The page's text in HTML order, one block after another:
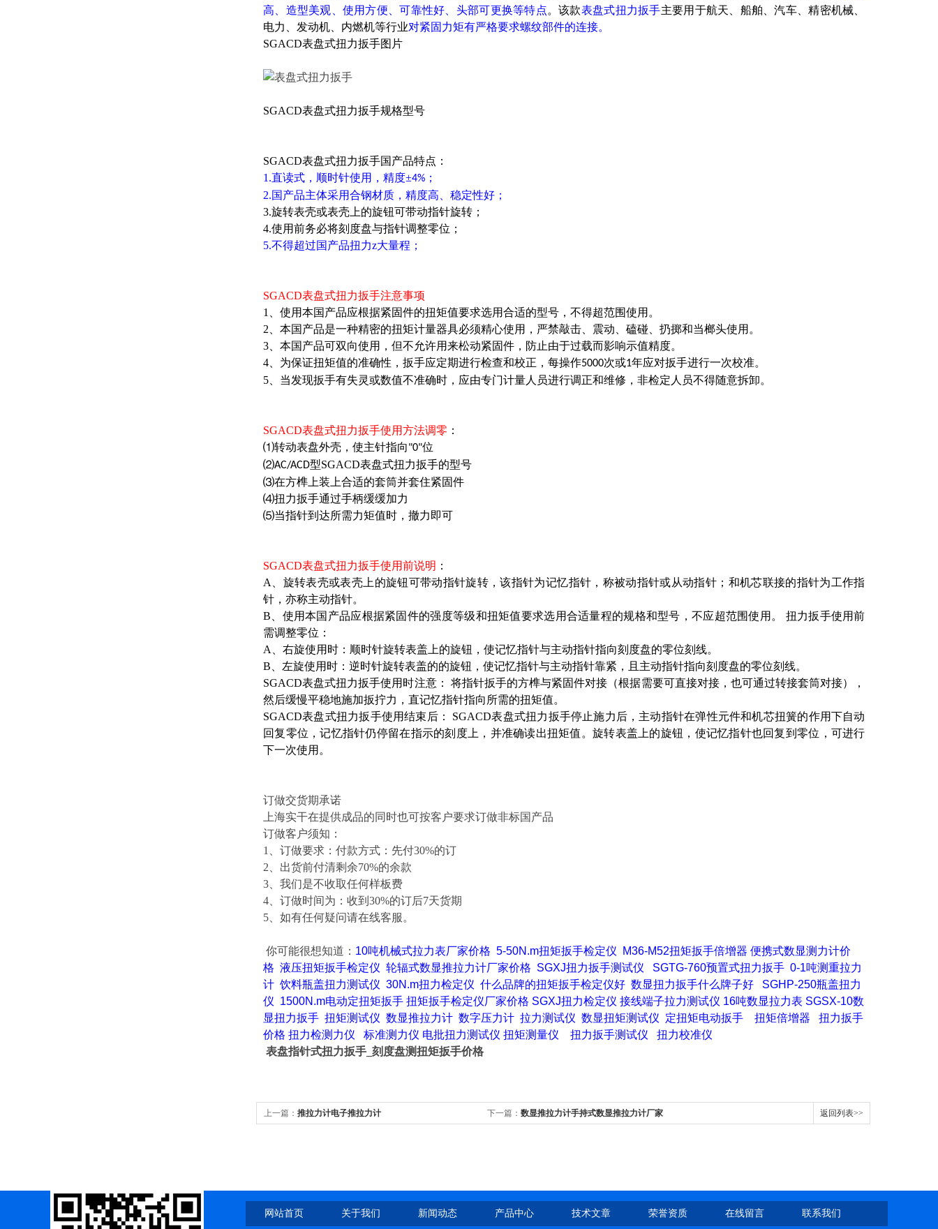
高、造型美观、使用方便、可靠性好、头部可更换等特点。该款表盘式扭力扳手主要用于航天、船舶、汽车、精密机械、
电力、发动机、内燃机等行业对紧固力矩有严格要求螺纹部件的连接。
SGACD表盘式扭力扳手图片
SGACD表盘式扭力扳手规格型号
SGACD表盘式扭力扳手国产品特点：
1.直读式，顺时针使用，精度±4% ；
2.国产品主体采用合钢材质，精度高、稳定性好；
3.旋转表壳或表壳上的旋钮可带动指针旋转；
4.使用前务必将刻度盘与指针调整零位；
5.不得超过国产品扭力z大量程；
SGACD表盘式扭力扳手注意事项
1、使用本国产品应根据紧固件的扭矩值要求选用合适的型号，不得超范围使用。
2、本国产品是一种精密的扭矩计量器具必须精心使用，严禁敲击、震动、磕碰、扔掷和当榔头使用。
3、本国产品可双向使用，但不允许用来松动紧固件，防止由于过载而影响示值精度。
4、为保证扭矩值的准确性，扳手应定期进行检查和校正，每操作5000次或1年应对扳手进行一次校准。
5、当发现扳手有失灵或数值不准确时，应由专门计量人员进行调正和维修，非检定人员不得随意拆卸。
SGACD表盘式扭力扳手使用方法调零 ：
⑴转动表盘外壳，使主针指向"0"位
⑵AC/ACD型SGACD表盘式扭力扳手的型号
⑶在方榫上装上合适的套筒并套住紧固件
⑷扭力扳手通过手柄缓缓加力
⑸当指针到达所需力矩值时，撤力即可
SGACD表盘式扭力扳手使用前说明 ：
A、旋转表壳或表壳上的旋钮可带动指针旋转，该指针为记忆指针，称被动指针或从动指针；和机芯联接的指针为工作指
针，亦称主动指针。
B、使用本国产品应根据紧固件的强度等级和扭矩值要求选用合适量程的规格和型号，不应超范围使用。 扭力扳手使用前
需调整零位：
A、右旋使用时：顺时针旋转表盖上的旋钮，使记忆指针与主动指针指向刻度盘的零位刻线。
B、左旋使用时：逆时针旋转表盖的的旋钮，使记忆指针与主动指针靠紧，且主动指针指向刻度盘的零位刻线。
SGACD表盘式扭力扳手使用时注意： 将指针扳手的方榫与紧固件对接（根据需要可直接对接，也可通过转接套筒对接），
然后缓慢平稳地施加扳拧力，直记忆指针指向所需的扭矩值。
SGACD表盘式扭力扳手使用结束后： SGACD表盘式扭力扳手停止施力后，主动指针在弹性元件和机芯扭簧的作用下自动
回复零位，记忆指针仍停留在指示的刻度上，并准确读出扭矩值。旋转表盖上的旋钮，使记忆指针也回复到零位，可进行
下一次使用。
订做交货期承诺
上海实干在提供成品的同时也可按客户要求订做非标国产品
订做客户须知：
1、订做要求：付款方式：先付30%的订
2、出货前付清剩余70%的余款
3、我们是不收取任何样板费
4、订做时间为：收到30%的订后7天货期
5、如有任何疑问请在线客服。
你可能很想知道 ： 10吨机械式拉力表厂家价格 5-50N.m扭矩扳手检定仪 M36-M52扭矩扳手倍增器 便携式数显测力计价
格 液压扭矩扳手检定仪 轮辐式数显推拉力计厂家价格 SGXJ扭力扳手测试仪 SGTG-760预置式扭力扳手 0-1吨测重拉力
计 饮料瓶盖扭力测试仪 30N.m扭力检定仪 什么品牌的扭矩扳手检定仪好 数显扭力扳手什么牌子好
SGHP-250瓶盖扭力
仪 1500N.m电动定扭矩扳手 扭矩扳手检定仪厂家价格 SGXJ扭力检定仪 接线端子拉力测试仪 16吨数显拉力表 SGSX-10数
显扭力扳手 扭矩测试仪 数显推拉力计 数字压力计 拉力测试仪 数显扭矩测试仪 定扭矩电动扳手 扭矩倍增器
扭力扳手
价格 扭力检测力仪 标准测力仪 电批扭力测试仪 扭矩测量仪 扭力扳手测试仪
扭力校准仪
表盘指针式扭力扳手_刻度盘测扭矩扳手价格
上一篇： 推拉力计电子推拉力计 下一篇： 数显推拉力计手持式数显推拉力计厂家 返回列表>>
网站首页 关于我们 新闻动态 产品中心 技术文章 荣誉资质 在线留言 联系我们